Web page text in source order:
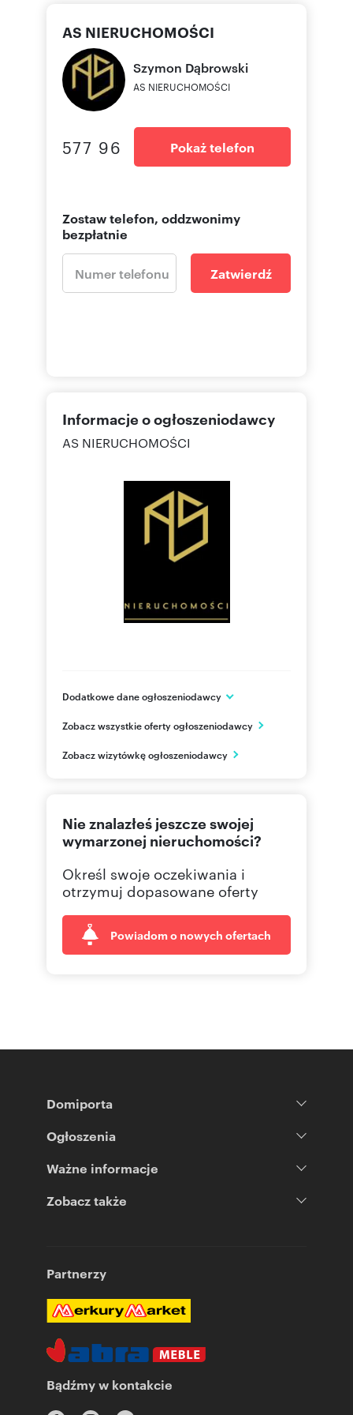
AS NIERUCHOMOŚCI
Szymon Dąbrowski
AS NIERUCHOMOŚCI
577 96 Pokaż telefon
Zostaw telefon, oddzwonimy
bezpłatnie
Zatwierdź
Informacje o ogłoszeniodawcy
AS NIERUCHOMOŚCI
Dodatkowe dane ogłoszeniodawcy
Kielce
PL
Zobacz wszystkie oferty ogłoszeniodawcy
Zobacz wizytówkę ogłoszeniodawcy
Nie znalazłeś jeszcze swojej
wymarzonej nieruchomości?
Określ swoje oczekiwania i
otrzymuj dopasowane oferty
Powiadom o nowych ofertach
Domiporta
Ogłoszenia
Ważne informacje
Zobacz także
Partnerzy
Bądźmy w kontakcie